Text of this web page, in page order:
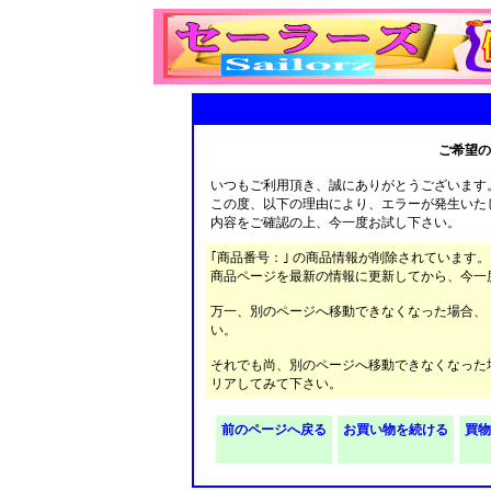
ご希望
いつもご利用頂き、誠にありがとうございます
この度、以下の理由により、エラーが発生いた
内容をご確認の上、今一度お試し下さい。
｢商品番号：｣ の商品情報が削除されています。
商品ページを最新の情報に更新してから、今
万一、別のページへ移動できなくなった場合、
い。
それでも尚、別のページへ移動できなくなっ
リアしてみて下さい。
前のページへ戻る お買い物を続ける 買